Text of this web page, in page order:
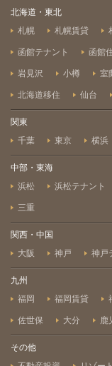
北海道・東北
札幌
札幌賃貸
函館テナント 函館
岩見沢 小樽 室
北海道移住 仙台
関東
千葉
東京 横浜
中部・東海
浜松
浜松テナント
三重
関西・中国
大阪
神戸 神戸
九州
福岡
福岡賃貸
佐世保 大分 鹿
その他